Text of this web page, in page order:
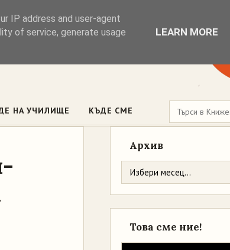
НА УЧИЛИЩЕ КЪДЕ СМЕ
Архив
Това сме ние!
IP address and user-agent
of service, generate usage
LEARN MORE